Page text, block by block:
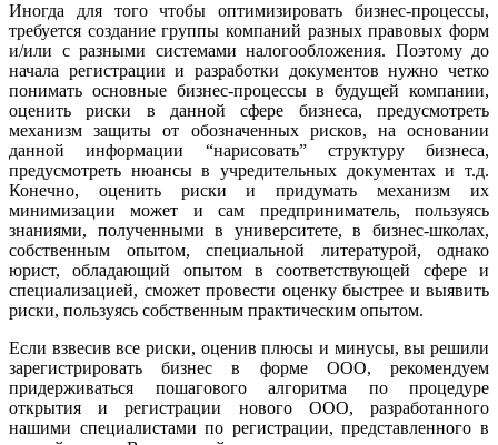
Иногда для того чтобы оптимизировать бизнес-процессы,
требуется создание группы компаний разных правовых форм
и/или с разными системами налогообложения. Поэтому до
начала регистрации и разработки документов нужно четко
понимать основные бизнес-процессы в будущей компании,
оценить риски в данной сфере бизнеса, предусмотреть
механизм защиты от обозначенных рисков, на основании
данной информации “нарисовать” структуру бизнеса,
предусмотреть нюансы в учредительных документах и т.д.
Конечно, оценить риски и придумать механизм их
минимизации может и сам предприниматель, пользуясь
знаниями, полученными в университете, в бизнес-школах,
собственным опытом, специальной литературой, однако
юрист, обладающий опытом в соответствующей сфере и
специализацией, сможет провести оценку быстрее и выявить
риски, пользуясь собственным практическим опытом.
Если взвесив все риски, оценив плюсы и минусы, вы решили
зарегистрировать бизнес в форме ООО, рекомендуем
придерживаться пошагового алгоритма по процедуре
открытия и регистрации нового ООО, разработанного
нашими специалистами по регистрации, представленного в